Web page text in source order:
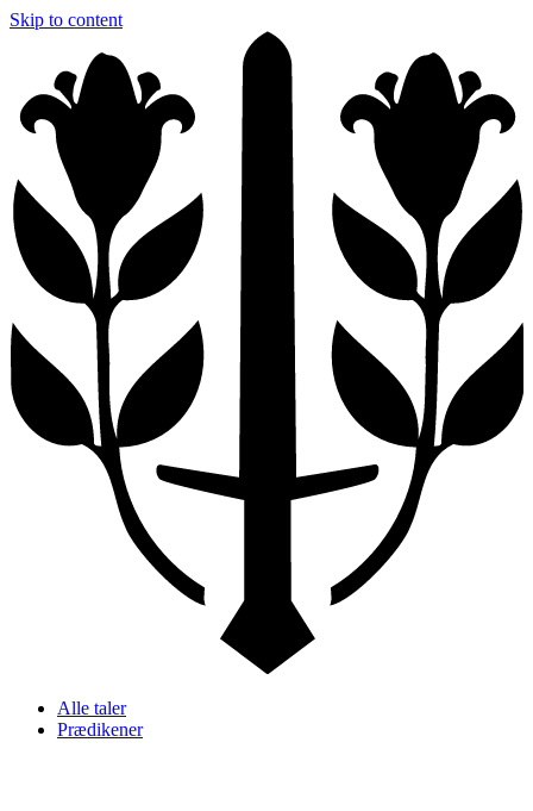
Skip to content
Alle taler
Prædikener